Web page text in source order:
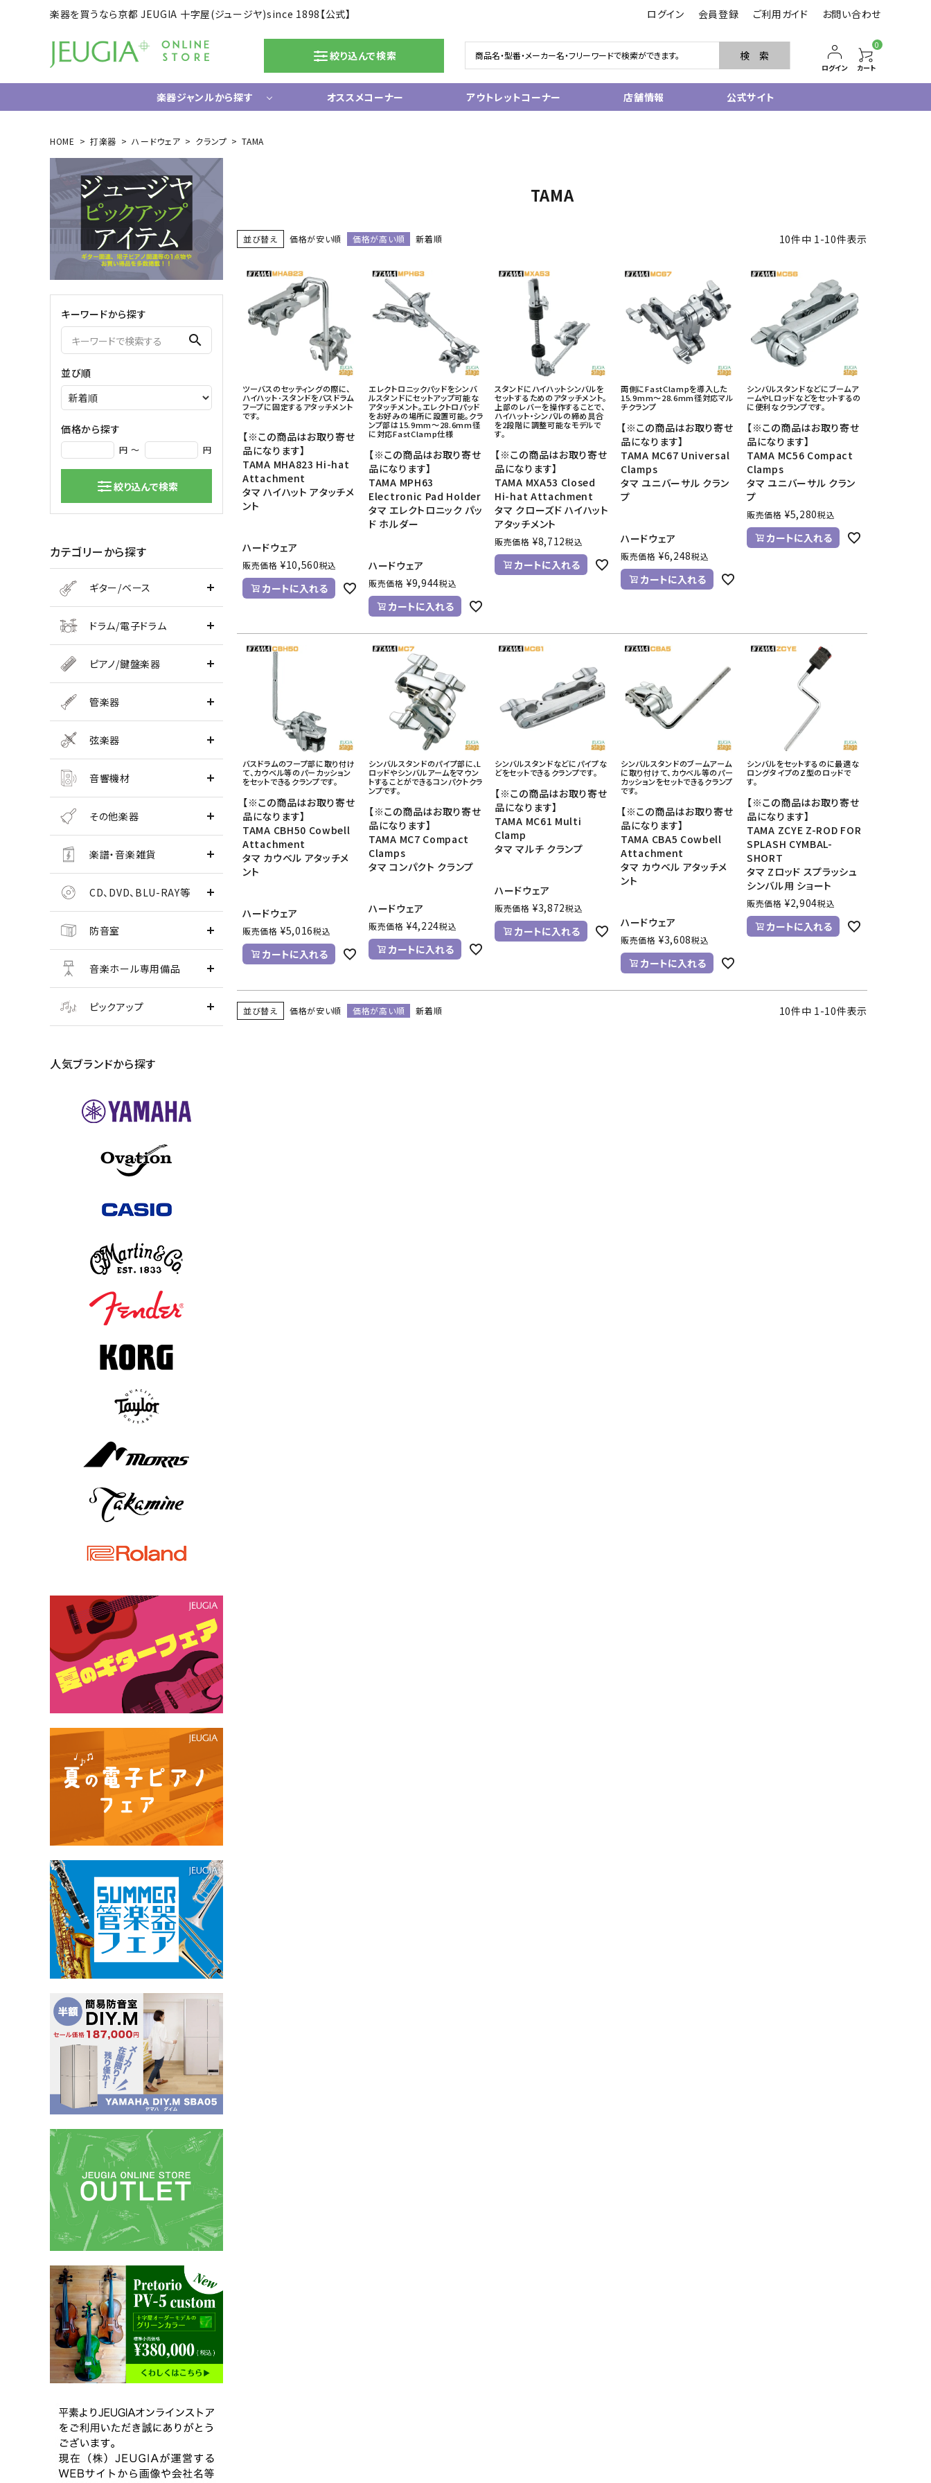
楽器を買うなら京都 JEUGIA 十字屋(ジュージヤ)since 1898【公式】 ログイン 会員登録 ご利用ガイド お問い合わせ
絞り込んで検索 検 索
ログイン
0
カート
楽器ジャンルから探す
ギター/ベース
エレキギター
エレキベース
アコースティックギター
中古ギター・アウトレットギター
ウクレレ
ギター関連小物
アンプ
エフェクター
ライフスタイルグッズ
管楽器小物
弦楽器
クラシックギター
ハープ
弦楽器小物
音響機材
シンセサイザー
DJ
PA
その他楽器
鍵盤ハーモニカ
リコーダー
CD/楽譜・音楽雑貨
CD、映像ソフト等
音楽雑貨
オススメコーナー アウトレットコーナー 店舗情報 公式サイト
HOME 打楽器 ハードウェア クランプ TAMA
キーワードから探す
search
並び順
価格から探す
円 ～ 円
絞り込んで検索
カテゴリーから探す
ギター/ベース
ドラム/電子ドラム
ピアノ/鍵盤楽器
管楽器
弦楽器
音響機材
その他楽器
楽譜・音楽雑貨
CD、DVD、BLU-RAY等
防音室
音楽ホール専用備品
ピックアップ
人気ブランドから探す
TAMA
並び替え 価格が安い順 価格が高い順 新着順 10件中 1 -10件表示
ツーバスのセッティングの際に、
ハイハット･スタンドをバスドラム
フープに固定するアタッチメント
です。
【※この商品はお取り寄せ
品になります】
TAMA MHA823 Hi-hat
Attachment
タマ ハイハット アタッチメ
ント
ハードウェア
販売価格 ¥10,560税込
カートに入れる
エレクトロニックパッドをシンバ
ルスタンドにセットアップ可能な
アタッチメント。エレクトロパッド
をお好みの場所に設置可能。クラ
ンプ部は15.9mm～28.6mm径
に対応FastClamp仕様
【※この商品はお取り寄せ
品になります】
TAMA MPH63
Electronic Pad Holder
タマ エレクトロニック パッ
ド ホルダー
ハードウェア
販売価格 ¥9,944税込
カートに入れる
スタンドにハイハットシンバルを
セットするためのアタッチメント。
上部のレバーを操作することで、
ハイハット・シンバルの締め具合
を2段階に調整可能なモデルで
す。
【※この商品はお取り寄せ
品になります】
TAMA MXA53 Closed
Hi-hat Attachment
タマ クローズド ハイハット
アタッチメント
販売価格 ¥8,712税込
カートに入れる
両側にFastClampを導入した
15.9mm～28.6mm径対応マル
チクランプ
【※この商品はお取り寄せ
品になります】
TAMA MC67 Universal
Clamps
タマ ユニバーサル クラン
プ
ハードウェア
販売価格 ¥6,248税込
カートに入れる
シンバルスタンドなどにブームア
ームやLロッドなどをセットするの
に便利なクランプです。
【※この商品はお取り寄せ
品になります】
TAMA MC56 Compact
Clamps
タマ ユニバーサル クラン
プ
販売価格 ¥5,280税込
カートに入れる
バスドラムのフープ部に取り付け
て、カウベル等のパーカッション
をセットできるクランプです。
【※この商品はお取り寄せ
品になります】
TAMA CBH50 Cowbell
Attachment
タマ カウベル アタッチメ
ント
ハードウェア
販売価格 ¥5,016税込
カートに入れる
シンバルスタンドのパイプ部に、L
ロッドやシンバルアームをマウン
トすることができるコンパクトクラ
ンプです。
【※この商品はお取り寄せ
品になります】
TAMA MC7 Compact
Clamps
タマ コンパクト クランプ
ハードウェア
販売価格 ¥4,224税込
カートに入れる
シンバルスタンドなどにパイプな
どをセットできるクランプです。
【※この商品はお取り寄せ
品になります】
TAMA MC61 Multi
Clamp
タマ マルチ クランプ
ハードウェア
販売価格 ¥3,872税込
カートに入れる
シンバルスタンドのブームアーム
に取り付けて、カウベル等のパー
カッションをセットできるクランプ
です。
【※この商品はお取り寄せ
品になります】
TAMA CBA5 Cowbell
Attachment
タマ カウベル アタッチメ
ント
ハードウェア
販売価格 ¥3,608税込
カートに入れる
シンバルをセットするのに最適な
ロングタイプのZ型のロッドで
す。
【※この商品はお取り寄せ
品になります】
TAMA ZCYE Z-ROD FOR
SPLASH CYMBAL-
SHORT
タマ Zロッド スプラッシュ
シンバル用 ショート
販売価格 ¥2,904税込
カートに入れる
並び替え 価格が安い順 価格が高い順 新着順 10件中 1 -10件表示